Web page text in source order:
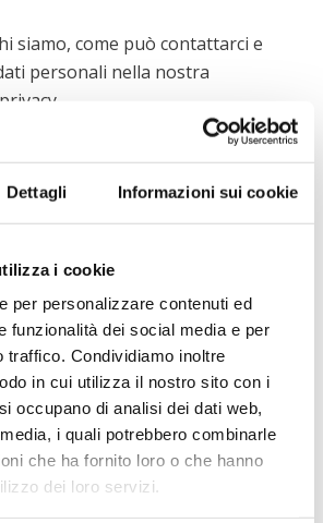
Dettagli Informazioni sui cookie
i cookie
per personalizzare contenuti ed
funzionalità dei social media e per
traffico. Condividiamo inoltre
in cui utilizza il nostro sito con i
occupano di analisi dei dati web,
i quali potrebbero combinarle
che ha fornito loro o che hanno
dei loro servizi.
siamo, come può contattarci e
personali nella nostra
consenso e la data di quando ci
quanto riguarda il tuo consenso.
Rifiuta.
aggiornata l'ultima volta il